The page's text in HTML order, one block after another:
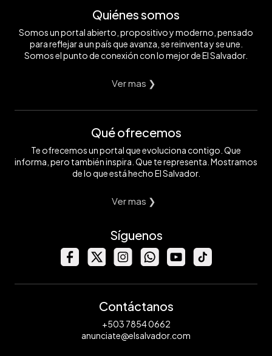
Quiénes somos
Somos un portal abierto, propositivo y moderno, pensado
para reflejar a un país que avanza, se reinventa y se une.
Somos el punto de conexión con lo mejor de El Salvador.
Ver mas ❯
Qué ofrecemos
Te ofrecemos un portal que evoluciona contigo. Que
informa, pero también inspira. Que te representa. Mostramos
de lo que está hecho El Salvador.
Ver mas ❯
Síguenos
Contáctanos
+503 7854 0662
anunciate@elsalvador.com